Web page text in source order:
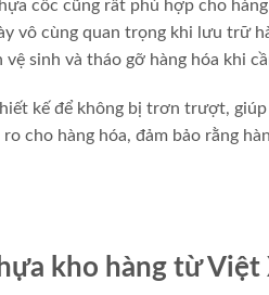
cốc cũng rất phù hợp cho
vô cùng quan trọng khi lưu trữ
sinh và tháo gỡ hàng hóa khi
kế để không bị trơn trượt,
cho hàng hóa, đảm bảo rằng
kho hàng từ Việt